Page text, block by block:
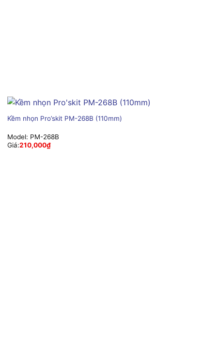
Kềm nhọn Pro’skit PM-268B (110mm)
Model: PM-268B
Giá:210,000₫